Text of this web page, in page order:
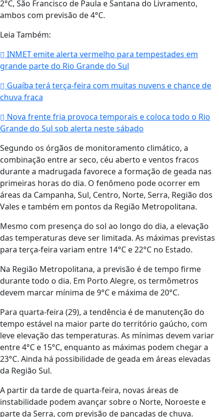
2°C, São Francisco de Paula eSantana do Livramento,
ambos com previsão de 4°C.
Leia Também:
INMET emite alerta vermelho para tempestades em
grande parte do Rio Grande do Sul
Guaíba terá terça-feira com muitas nuvens e chance de
chuva fraca
Nova frente fria provoca temporais e coloca todo o Rio
Grande do Sul sob alerta neste sábado
Segundo os órgãos de monitoramento climático, a
combinação entre ar seco, céu aberto e ventos fracos
durante a madrugada favorece a formação de geada nas
primeiras horas do dia. O fenômeno pode ocorrer em
áreas da Campanha, Sul, Centro, Norte, Serra, Região dos
Vales e também em pontos da Região Metropolitana.
Mesmo com presença do sol ao longo do dia, a elevação
das temperaturas deve ser limitada. As máximas previstas
para terça-feira variam entre 14°C e 22°C no Estado.
Na Região Metropolitana, a previsão é de tempo firme
durante todo o dia. Em Porto Alegre, os termômetros
devem marcar mínima de 9°C e máxima de 20°C.
Para quarta-feira (29), a tendência é de manutenção do
tempo estável na maior parte do território gaúcho, com
leve elevação das temperaturas. As mínimas devem variar
entre 4°C e 15°C, enquanto as máximas podem chegar a
23°C. Ainda há possibilidade de geada em áreas elevadas
da Região Sul.
A partir da tarde de quarta-feira, novas áreas de
instabilidade podem avançar sobre o Norte, Noroeste e
parte da Serra, com previsão de pancadas de chuva.